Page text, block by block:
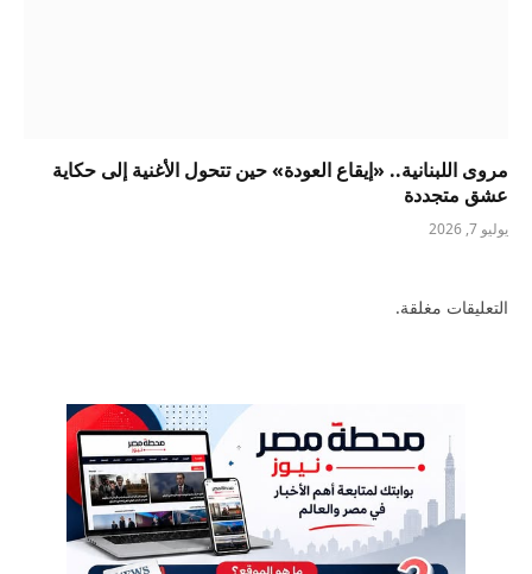
مروى اللبنانية.. «إيقاع العودة» حين تتحول الأغنية إلى حكاية
عشق متجددة
يوليو 7, 2026
التعليقات مغلقة.